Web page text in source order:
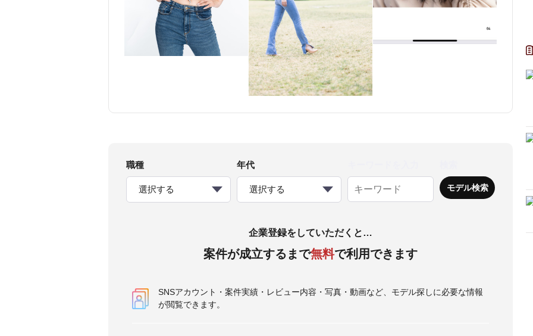
職種
選択する
年代
選択する
企業登録をしていただくと…
案件が成立するまで無料で利用できます
SNSアカウント・案件実績・レビュー内容・写真・動画など、モデル探しに必要な情報
が閲覧できます。